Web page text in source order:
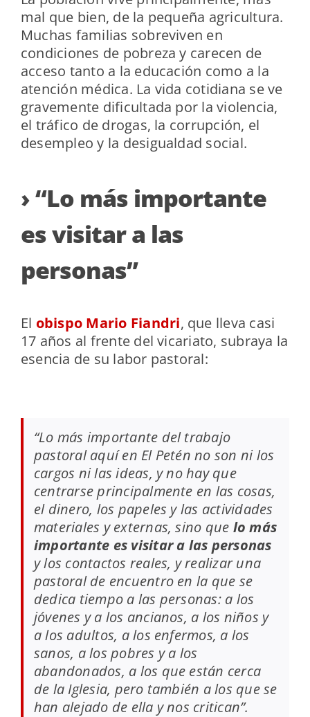
mal que bien, de la pequeña agricultura.
Muchas familias sobreviven en
condiciones de pobreza y carecen de
acceso tanto a la educación como a la
atención médica. La vida cotidiana se ve
gravemente dificultada por la violencia,
el tráfico de drogas, la corrupción, el
desempleo y la desigualdad social.
› “Lo más importante
es visitar a las
personas”
El obispo Mario Fiandri, que lleva casi
17 años al frente del vicariato, subraya la
esencia de su labor pastoral:
“Lo más importante del trabajo
pastoral aquí en El Petén no son ni los
cargos ni las ideas, y no hay que
centrarse principalmente en las cosas,
el dinero, los papeles y las actividades
materiales y externas, sino que lo más
importante es visitar a las personas
y los contactos reales, y realizar una
pastoral de encuentro en la que se
dedica tiempo a las personas: a los
jóvenes y a los ancianos, a los niños y
a los adultos, a los enfermos, a los
sanos, a los pobres y a los
abandonados, a los que están cerca
de la Iglesia, pero también a los que se
han alejado de ella y nos critican”.